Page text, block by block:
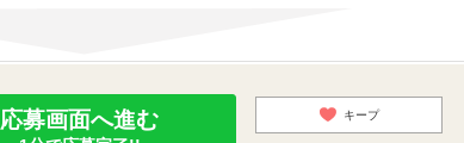
応募画面へ進む キープ